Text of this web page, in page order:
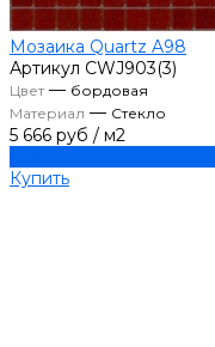
Мозаика Quartz A98
Артикул CWJ903(3)
Цвет— бордовая
Материал — Стекло
5 666 руб / м2
Купить